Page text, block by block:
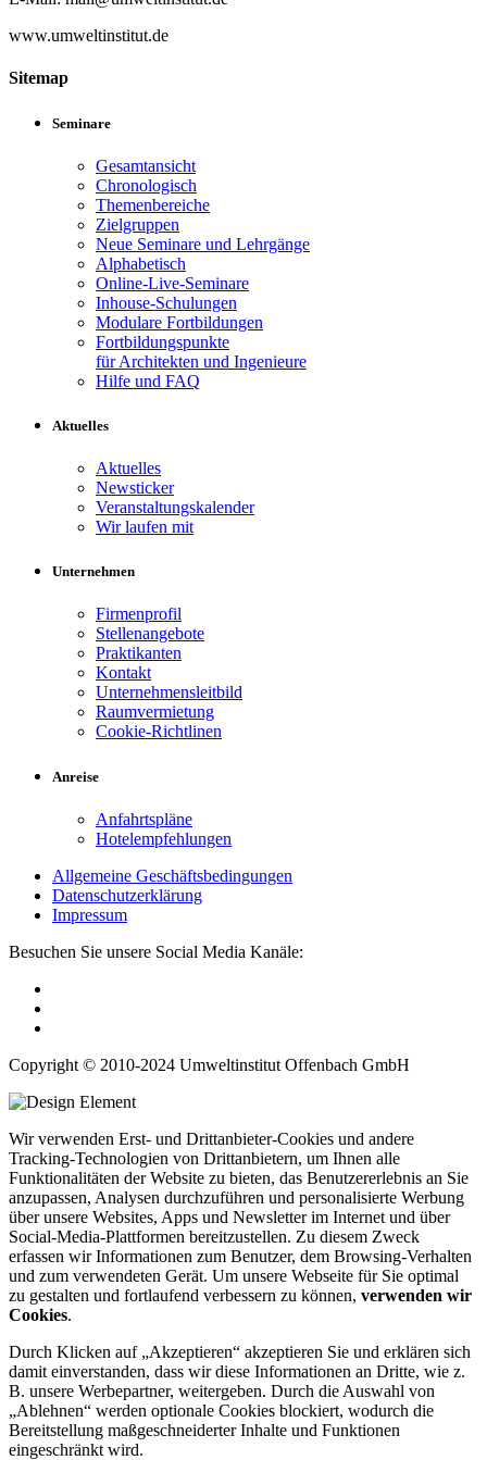
www.umweltinstitut.de
Sitemap
Seminare
Gesamtansicht
Chronologisch
Themenbereiche
Zielgruppen
Neue Seminare und Lehrgänge
Alphabetisch
Online-Live-Seminare
Inhouse-Schulungen
Modulare Fortbildungen
Fortbildungspunkte
für Architekten und Ingenieure
Hilfe und FAQ
Aktuelles
Aktuelles
Newsticker
Veranstaltungskalender
Wir laufen mit
Unternehmen
Firmenprofil
Stellenangebote
Praktikanten
Kontakt
Unternehmensleitbild
Raumvermietung
Cookie-Richtlinen
Anreise
Anfahrtspläne
Hotelempfehlungen
Allgemeine Geschäftsbedingungen
Datenschutzerklärung
Impressum
Besuchen Sie unsere Social Media Kanäle:
Copyright © 2010-2024 Umweltinstitut Offenbach GmbH
Wir verwenden Erst- und Drittanbieter-Cookies und andere
Tracking-Technologien von Drittanbietern, um Ihnen alle
Funktionalitäten der Website zu bieten, das Benutzererlebnis an Sie
anzupassen, Analysen durchzuführen und personalisierte Werbung
über unsere Websites, Apps und Newsletter im Internet und über
Social-Media-Plattformen bereitzustellen. Zu diesem Zweck
erfassen wir Informationen zum Benutzer, dem Browsing-Verhalten
und zum verwendeten Gerät. Um unsere Webseite für Sie optimal
zu gestalten und fortlaufend verbessern zu können, verwenden wir
Cookies.
Durch Klicken auf „Akzeptieren“ akzeptieren Sie und erklären sich
damit einverstanden, dass wir diese Informationen an Dritte, wie z.
B. unsere Werbepartner, weitergeben. Durch die Auswahl von
„Ablehnen“ werden optionale Cookies blockiert, wodurch die
Bereitstellung maßgeschneiderter Inhalte und Funktionen
eingeschränkt wird.